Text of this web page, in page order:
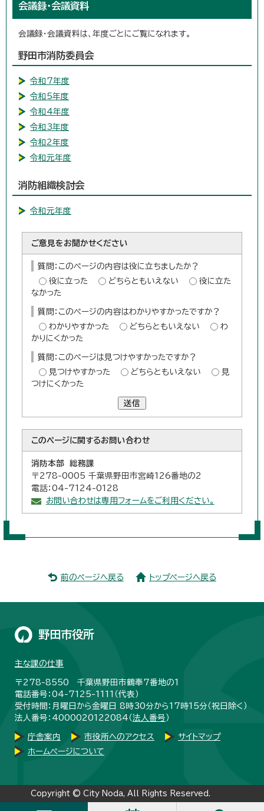
会議録・会議資料
会議録・会議資料は、年度ごとにご覧になれます。
野田市消防委員会
令和7年度
令和5年度
令和4年度
令和3年度
令和2年度
令和元年度
消防組織検討会
令和元年度
ご意見をお聞かせください
質問：このページの内容は役に立ちましたか？
役に立った
どちらともいえない
役に立た
なかった
質問：このページの内容はわかりやすかったですか？
わかりやすかった
どちらともいえない
わ
かりにくかった
質問：このページは見つけやすかったですか？
見つけやすかった
どちらともいえない
見
つけにくかった
送信
このページに関するお問い合わせ
消防本部 総務課
〒278-0005 千葉県野田市宮崎126番地の2
電話：04-7124-0128
お問い合わせは専用フォームをご利用ください。
前のページへ戻る トップページへ戻る
野田市役所
主な課の仕事
〒278-8550 千葉県野田市鶴奉7番地の1
電話番号：04-7125-1111（代表）
受付時間：月曜日から金曜日 8時30分から17時15分（祝日除く）
法人番号：4000020122084（法人番号 ）
庁舎案内 市役所へのアクセス
サイトマップ
ホームページについて
Copyright © City Noda, All Rights Reserved.